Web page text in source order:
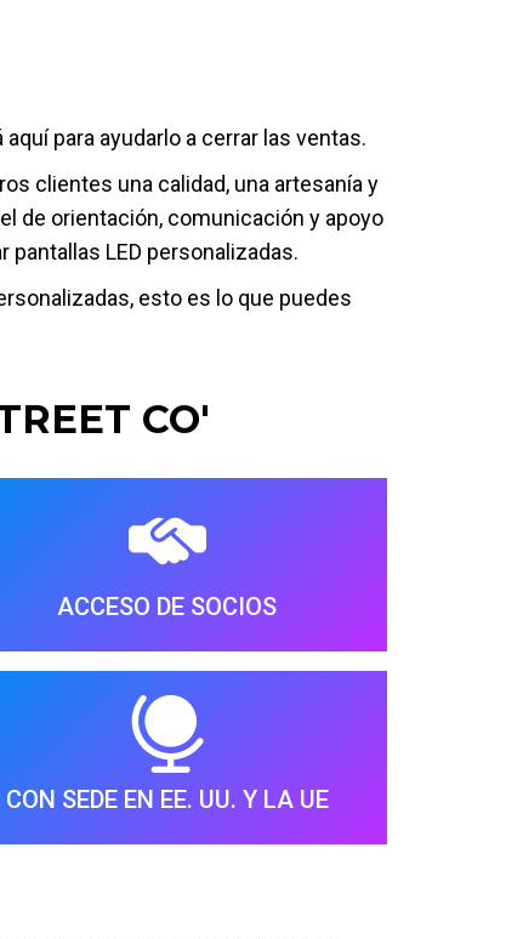
para ayudarlo a cerrar las ventas.
clientes una calidad, una artesanía y
de orientación, comunicación y apoyo
LED personalizadas.
esto es lo que puedes
CO'
ACCESO DE SOCIOS
CON SEDE EN EE. UU. Y LA UE